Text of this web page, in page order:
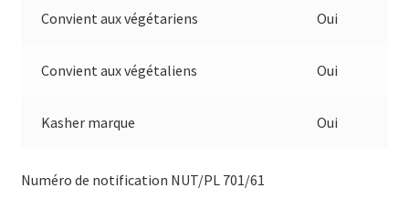
Convient aux végétariens Oui
Convient aux végétaliens Oui
Kasher marque Oui
Numéro de notification NUT/PL 701/61